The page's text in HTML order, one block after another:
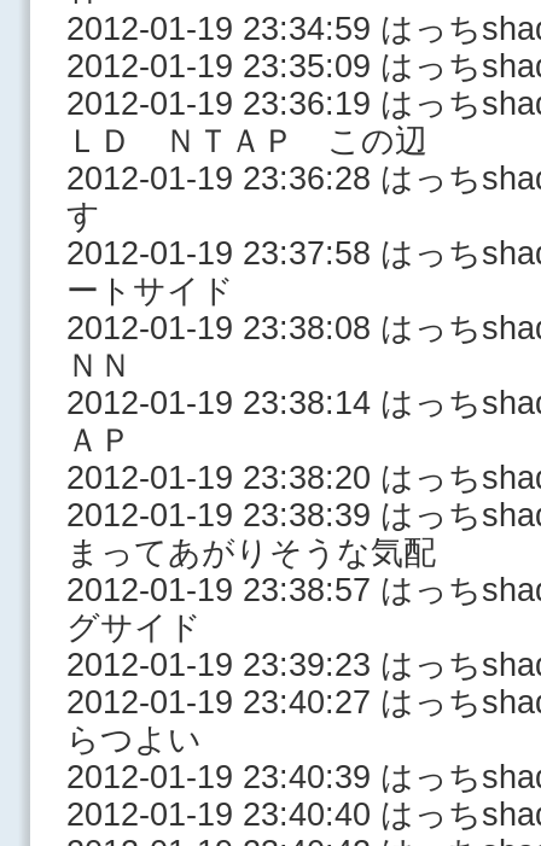
2012-01-19 23:34:59 はっち
2012-01-19 23:35:09 はっち
2012-01-19 23:36:19 はっち
ＬＤ ＮＴＡＰ この辺
2012-01-19 23:36:28 はっち
す
2012-01-19 23:37:58 はっち
ートサイド
2012-01-19 23:38:08 はっち
ＮＮ
2012-01-19 23:38:14 はっち
ＡＰ
2012-01-19 23:38:20 はっち
2012-01-19 23:38:39 はっち
まってあがりそうな気配
2012-01-19 23:38:57 はっち
グサイド
2012-01-19 23:39:23 はっち
2012-01-19 23:40:27 はっち
らつよい
2012-01-19 23:40:39 はっち
2012-01-19 23:40:40 はっち